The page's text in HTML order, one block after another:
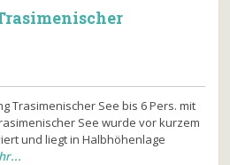
Trasimenischer See bis 6 Pers. mit
See wurde vor kurzem
und liegt in Halbhöhenlage